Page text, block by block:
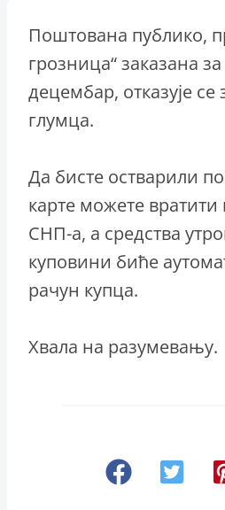
Поштована публико,
грозница“ заказана
децембар, отказује се
глумца.
Да бисте остварили
карте можете
СНП-а, а средства
куповини биће
рачун купца.
Хвала на разумевању.